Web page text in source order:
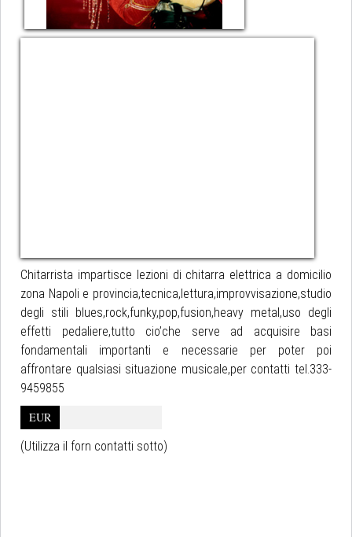
Chitarrista impartisce lezioni di chitarra elettrica a domicilio
zona Napoli e provincia,tecnica,lettura,improvvisazione,studio
degli stili blues,rock,funky,pop,fusion,heavy metal,uso degli
effetti pedaliere,tutto cio’che serve ad acquisire basi
fondamentali importanti e necessarie per poter poi
affrontare qualsiasi situazione musicale,per contatti tel.333-
9459855
EUR
(Utilizza il forn contatti sotto)